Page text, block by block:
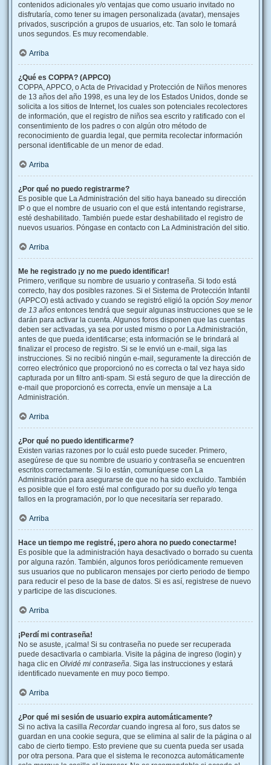
contenidos adicionales y/o ventajas que como usuario invitado no
disfrutaría, como tener su imagen personalizada (avatar), mensajes
privados, suscripción a grupos de usuarios, etc. Tan solo le tomará
unos segundos. Es muy recomendable.
Arriba
¿Qué es COPPA? (APPCO)
COPPA, APPCO, o Acta de Privacidad y Protección de Niños menores
de 13 años del año 1998, es una ley de los Estados Unidos, donde se
solicita a los sitios de Internet, los cuales son potenciales recolectores
de información, que el registro de niños sea escrito y ratificado con el
consentimiento de los padres o con algún otro método de
reconocimiento de guardia legal, que permita recolectar información
personal identificable de un menor de edad.
Arriba
¿Por qué no puedo registrarme?
Es posible que La Administración del sitio haya baneado su dirección
IP o que el nombre de usuario con el que está intentando registrarse,
esté deshabilitado. También puede estar deshabilitado el registro de
nuevos usuarios. Póngase en contacto con La Administración del sitio.
Arriba
Me he registrado ¡y no me puedo identificar!
Primero, verifique su nombre de usuario y contraseña. Si todo está
correcto, hay dos posibles razones. Si el Sistema de Protección Infantil
(APPCO) está activado y cuando se registró eligió la opción Soy menor
de 13 años entonces tendrá que seguir algunas instrucciones que se le
darán para activar la cuenta. Algunos foros disponen que las cuentas
deben ser activadas, ya sea por usted mismo o por La Administración,
antes de que pueda identificarse; esta información se le brindará al
finalizar el proceso de registro. Si se le envió un e-mail, siga las
instrucciones. Si no recibió ningún e-mail, seguramente la dirección de
correo electrónico que proporcionó no es correcta o tal vez haya sido
capturada por un filtro anti-spam. Si está seguro de que la dirección de
e-mail que proporcionó es correcta, envíe un mensaje a La
Administración.
Arriba
¿Por qué no puedo identificarme?
Existen varias razones por lo cuál esto puede suceder. Primero,
asegúrese de que su nombre de usuario y contraseña se encuentren
escritos correctamente. Si lo están, comuníquese con La
Administración para asegurarse de que no ha sido excluido. También
es posible que el foro esté mal configurado por su dueño y/o tenga
fallos en la programación, por lo que necesitaría ser reparado.
Arriba
Hace un tiempo me registré, ¡pero ahora no puedo conectarme!
Es posible que la administración haya desactivado o borrado su cuenta
por alguna razón. También, algunos foros periódicamente remueven
sus usuarios que no publicaron mensajes por cierto periodo de tiempo
para reducir el peso de la base de datos. Si es así, registrese de nuevo
y participe de las discuciones.
Arriba
¡Perdí mi contraseña!
No se asuste, ¡calma! Si su contraseña no puede ser recuperada
puede desactivarla o cambiarla. Visite la página de ingreso (login) y
haga clic en Olvidé mi contraseña. Siga las instrucciones y estará
identificado nuevamente en muy poco tiempo.
Arriba
¿Por qué mi sesión de usuario expira automáticamente?
Si no activa la casilla Recordarcuando ingresa al foro, sus datos se
guardan en una cookie segura, que se elimina al salir de la página o al
cabo de cierto tiempo. Esto previene que su cuenta pueda ser usada
por otra persona. Para que el sistema le reconozca automáticamente